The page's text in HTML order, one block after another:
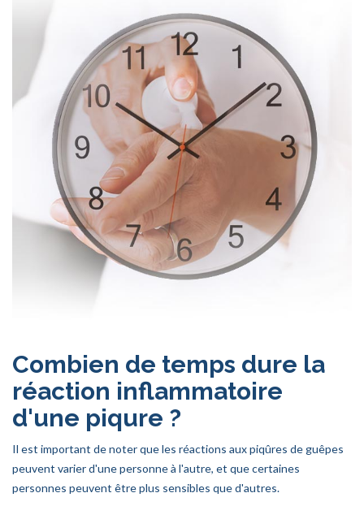
Combien de temps dure la
réaction inflammatoire
d'une piqure ?
Il est important de noter que les réactions aux piqûres de guêpes
peuvent varier d'une personne à l'autre, et que certaines
personnes peuvent être plus sensibles que d'autres.